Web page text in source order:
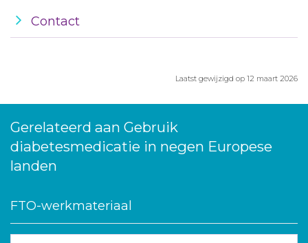
Contact
Laatst gewijzigd op 12 maart 2026
Gerelateerd aan Gebruik
diabetesmedicatie in negen Europese
landen
FTO-werkmateriaal